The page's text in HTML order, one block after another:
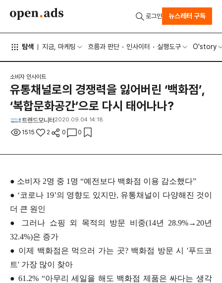
탐색 지금, 마케팅 흐름과 판단 인사이터 실행도구 O'story
로그인 뉴스레터 구독
소비자 인사이트
유통채널로의 경쟁력을 잃어버린 ‘백화점’,
‘복합문화공간’으로 다시 태어나나?
트렌드모니터 2020.09.04 14:18
1515 2 0 0
● 소비자 2명 중 1명 “예전보다 백화점 이용 감소했다”
● ‘코로나 19’의 영향도 있지만, 유통채널이 다양해진 것이
더 큰 원인
●
그러나 쇼핑 외 목적의 방문 비중(14년 28.9%→20년
32.4%)은 증가
● 이제 백화점은 먹으러 가는 곳? 백화점 방문 시 '푸드코
트' 가장 많이 찾아
●61.2% “아무리 세일을 해도 백화점 제품은 싸다는 생각